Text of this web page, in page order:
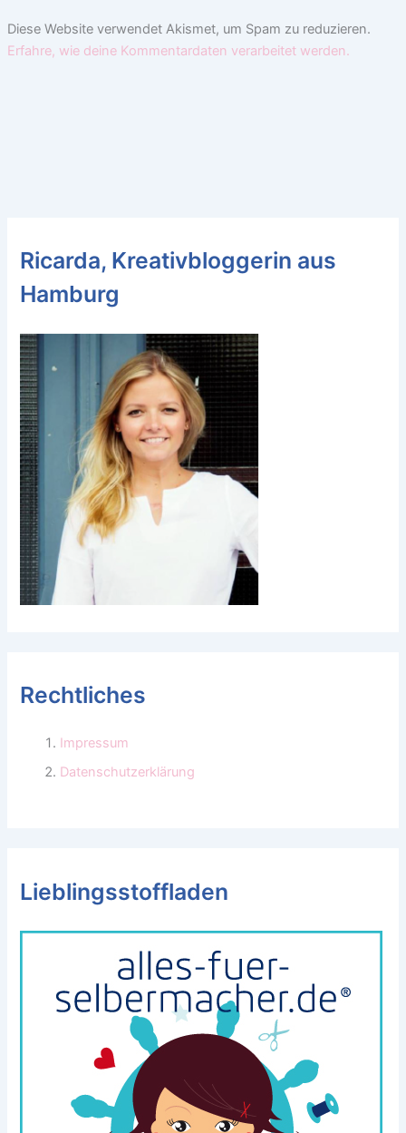
Diese Website verwendet Akismet, um Spam zu reduzieren.
Erfahre, wie deine Kommentardaten verarbeitet werden.
Ricarda, Kreativbloggerin aus
Hamburg
Rechtliches
Impressum
Datenschutzerklärung
Lieblingsstoffladen